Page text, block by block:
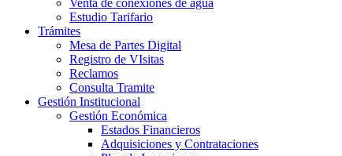
Venta de conexiones de agua
Estudio Tarifario
Trámites
Mesa de Partes Digital
Registro de VIsitas
Reclamos
Consulta Tramite
Gestión Institucional
Gestión Económica
Estados Financieros
Adquisiciones y Contrataciones